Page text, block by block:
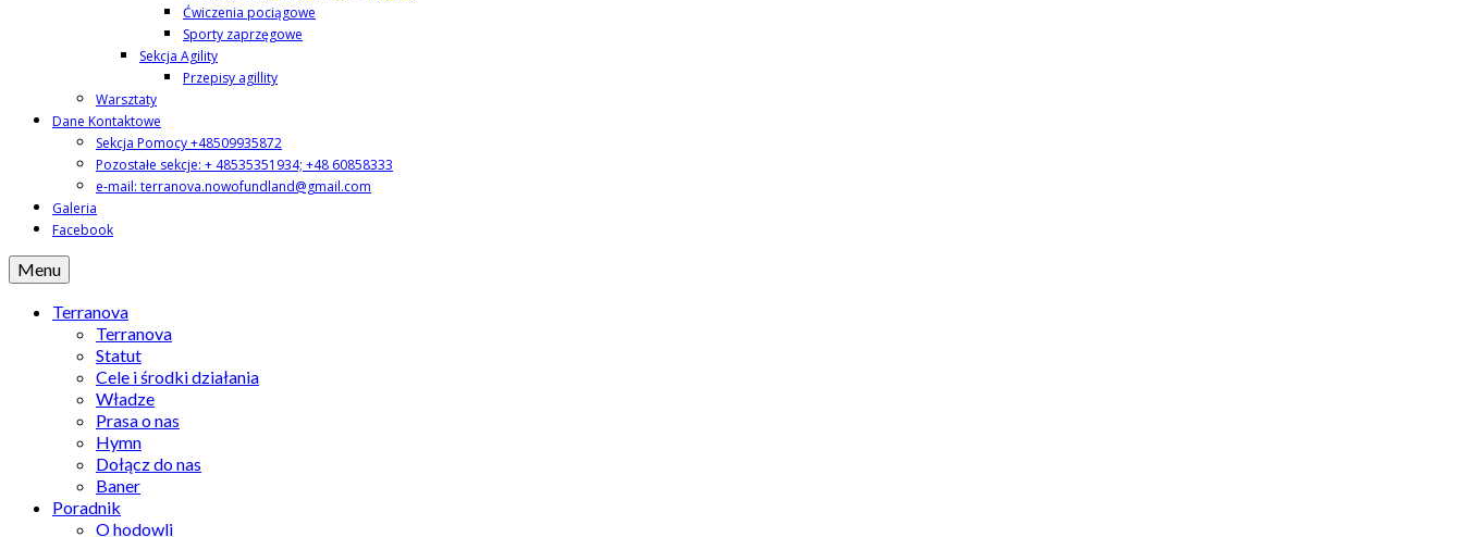
Ćwiczenia pociągowe
Sporty zaprzęgowe
Sekcja Agility
Przepisy agillity
Warsztaty
Dane Kontaktowe
Sekcja Pomocy +48509935872
Pozostałe sekcje: + 48535351934; +48 60858333
e-mail: terranova.nowofundland@gmail.com
Galeria
Facebook
Menu
Terranova
Terranova
Statut
Cele i środki działania
Władze
Prasa o nas
Hymn
Dołącz do nas
Baner
Poradnik
O hodowli